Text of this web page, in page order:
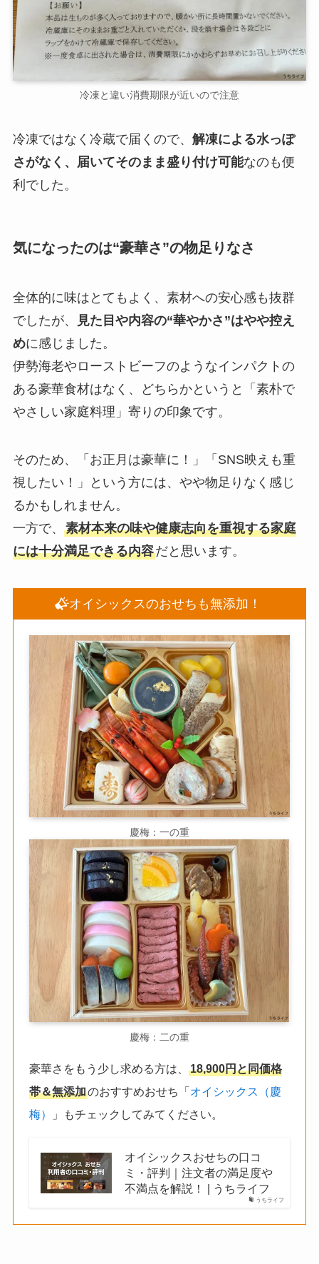
冷凍と違い消費期限が近いので注意
冷凍ではなく冷蔵で届くので、 解凍による水っぽ
さがなく、届いてそのまま盛り付け可能なのも便
利でした。
気になったのは“豪華さ”の物足りなさ
全体的に味はとてもよく、素材への安心感も抜群
でしたが、
見た目や内容の“華やかさ”はやや控え
めに感じました。
伊勢海老やローストビーフのようなインパクトの
ある豪華食材はなく、どちらかというと「素朴で
やさしい家庭料理」寄りの印象です。
そのため、「お正月は豪華に！」「SNS映えも重
視したい！」という方には、やや物足りなく感じ
るかもしれません。
一方で、 素材本来の味や健康志向を重視する家庭
には十分満足できる内容だと思います。
オイシックスのおせちも無添加！
慶梅：一の重
慶梅：二の重
豪華さをもう少し求める方は、18,900円と同価格
帯＆無添加のおすすめおせち「オイシックス（慶
梅）
」もチェックしてみてください。
うちライフ
オイシックスおせちの口コ
ミ・評判｜注文者の満足度や
不満点を解説！ | うちライフ